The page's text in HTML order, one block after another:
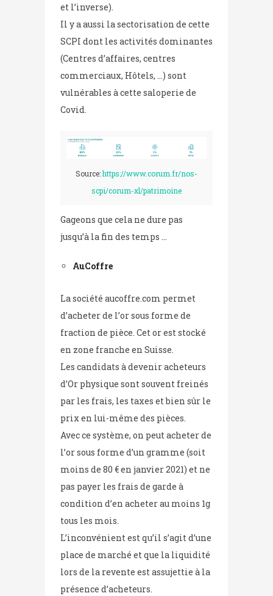
et l’inverse).
Il y a aussi la sectorisation de cette
SCPI dont les activités dominantes
(Centres d’affaires, centres
commerciaux, Hôtels, …) sont
vulnérables à cette saloperie de
Covid.
Source:https://www.corum.fr/nos-
scpi/corum-xl/patrimoine
Gageons que cela ne dure pas
jusqu’à la fin des temps …
AuCoffre
La société aucoffre.com permet
d’acheter de l’or sous forme de
fraction de pièce. Cet or est stocké
en zone franche en Suisse.
Les candidats à devenir acheteurs
d’Or physique sont souvent freinés
par les frais, les taxes et bien sûr le
prix en lui-même des pièces.
Avec ce système, on peut acheter de
l’or sous forme d’un gramme (soit
moins de 80 € en janvier 2021) et ne
pas payer les frais de garde à
condition d’en acheter au moins 1g
tous les mois.
L’inconvénient est qu’il s’agit d’une
place de marché et que la liquidité
lors de la revente est assujettie à la
présence d’acheteurs.